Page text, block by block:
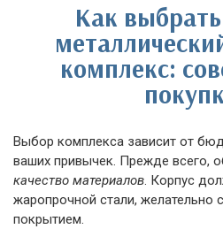
Как
комплекс:
Выбор комплекса зависит от
ваших привычек. Прежде всего,
качество материалов. Корпус
жаропрочной стали, желательно
покрытием.